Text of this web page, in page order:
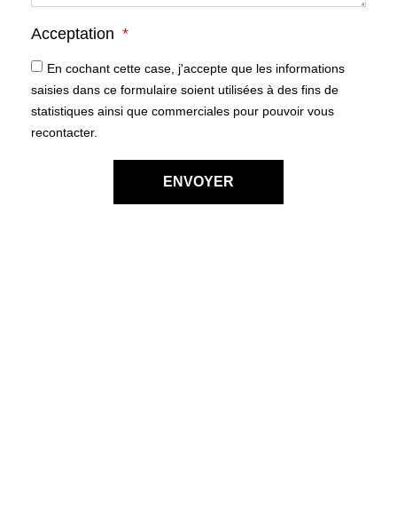
Acceptation
En cochant cette case, j'accepte que les informations
saisies dans ce formulaire soient utilisées à des fins de
statistiques ainsi que commerciales pour pouvoir vous
recontacter.
ENVOYER